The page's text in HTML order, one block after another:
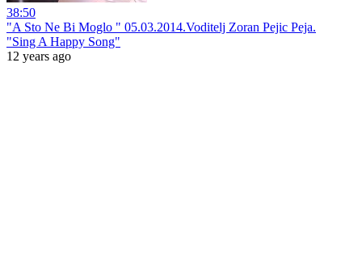
38:50
"A Sto Ne Bi Moglo " 05.03.2014.Voditelj Zoran Pejic Peja.
"Sing A Happy Song"
12 years ago